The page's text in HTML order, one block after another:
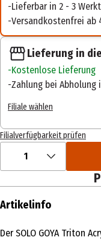
Lieferbar in 2 - 3
Versandkostenfrei ab
Lieferung in
Kostenlose Lieferung
Zahlung bei Abholung
Filiale wählen
Filialverfügbarkeit prüfen
1
Artikelinfo
Der SOLO GOYA Triton